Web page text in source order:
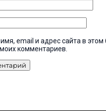
email и адрес сайта в этом
комментариев.